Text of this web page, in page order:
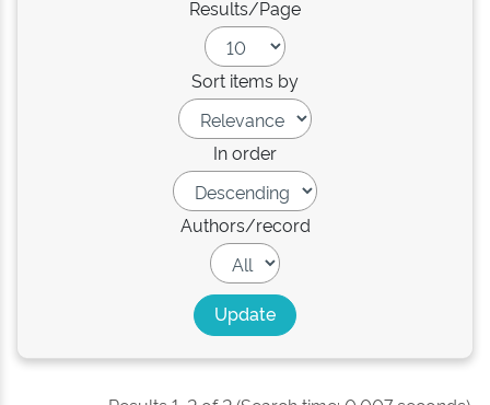
Results/Page
Sort items by
In order
Authors/record